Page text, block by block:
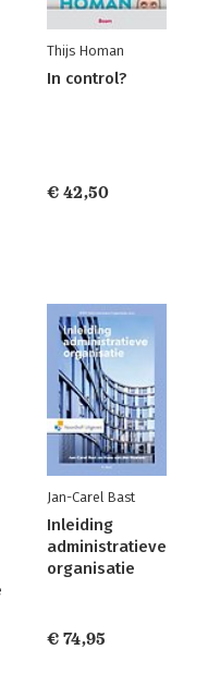
Thijs Homan
In control?
€ 42,50
Jan-Carel Bast
Inleiding
administratieve
organisatie
€ 74,95